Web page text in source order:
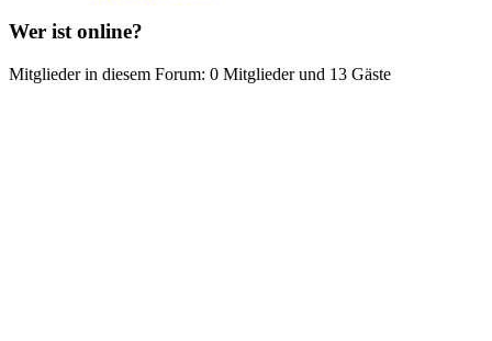
Wer ist online?
Mitglieder in diesem Forum: 0 Mitglieder und 13 Gäste